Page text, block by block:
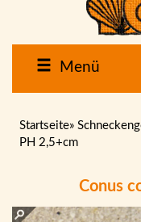
Menü
Startseite»
PH 2,5+cm
Conus